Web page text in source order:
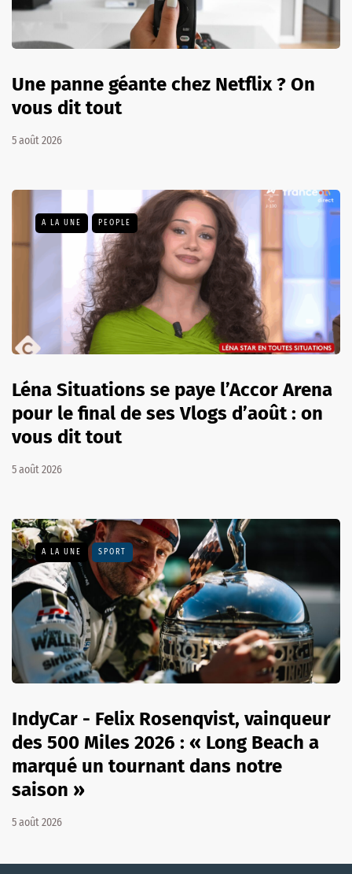
Une panne géante chez Netflix ? On
vous dit tout
5 août 2026
A LA UNE PEOPLE
Léna Situations se paye l’Accor Arena
pour le final de ses Vlogs d’août : on
vous dit tout
5 août 2026
A LA UNE SPORT
IndyCar - Felix Rosenqvist, vainqueur
des 500 Miles 2026 : « Long Beach a
marqué un tournant dans notre
saison »
5 août 2026